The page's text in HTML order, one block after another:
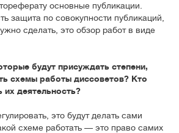
основные публикации.
защита по совокупности публикаций,
сделать, это обзор работ в виде
будут присуждать степени,
схемы работы диссоветов? Кто
их деятельность?
это будут делать сами
схеме работать — это право самих